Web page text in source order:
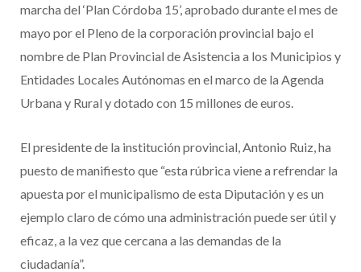
marcha del ‘Plan Córdoba 15’, aprobado durante el mes de
mayo por el Pleno de la corporación provincial bajo el
nombre de Plan Provincial de Asistencia a los Municipios y
Entidades Locales Autónomas en el marco de la Agenda
Urbana y Rural y dotado con 15 millones de euros.
El presidente de la institución provincial, Antonio Ruiz, ha
puesto de manifiesto que “esta rúbrica viene a refrendar la
apuesta por el municipalismo de esta Diputación y es un
ejemplo claro de cómo una administración puede ser útil y
eficaz, a la vez que cercana a las demandas de la
ciudadanía”.